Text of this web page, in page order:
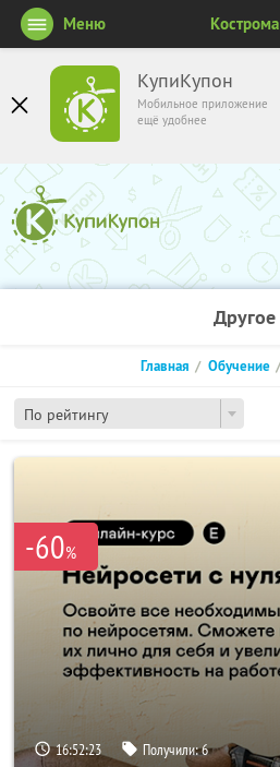
КупиКупон
Мобильное приложение
ещё удобнее
Меню Кострома
Другое
По рейтингу
Главная Обучение
-60%
16:52:22 Получили:6